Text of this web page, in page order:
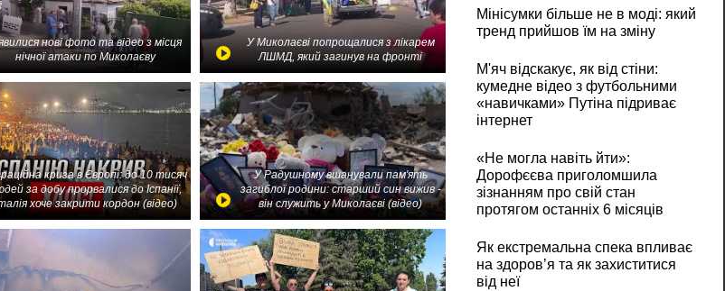
нові фото та відео з місця
нічної атаки по Миколаєву
У Миколаєві попрощалися з лікарем
ЛШМД, який загинув на фронті
криза в Європі: до 10 тисяч
за добу прорвалися до Іспанії,
хоче закрити кордон (відео)
У Радушному вшанували пам'ять
загиблої родини: старший син вижив -
він служить у Миколаєві (відео)
Мінісумки більше не в моді: який
тренд прийшов їм на зміну
М'яч відскакує, як від стіни:
кумедне відео з футбольними
«навичками» Путіна підриває
інтернет
«Не могла навіть йти»:
Дорофєєва приголомшила
зізнанням про свій стан
протягом останніх 6 місяців
Як екстремальна спека впливає
на здоров’я та як захиститися
від неї